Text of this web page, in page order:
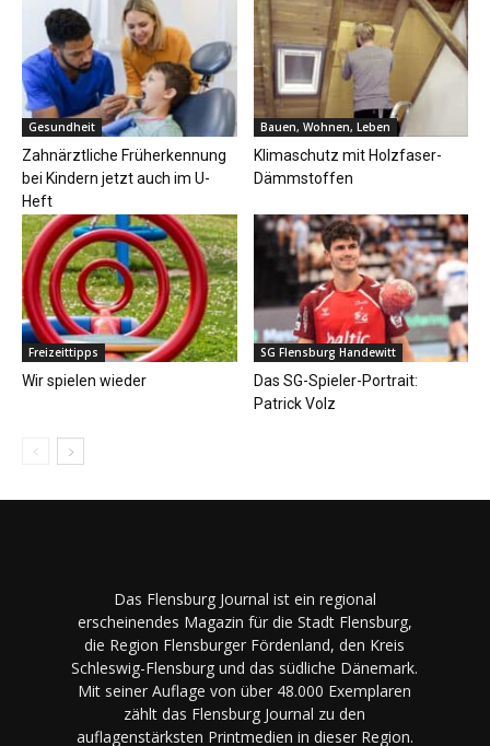
Gesundheit
Zahnärztliche Früherkennung
bei Kindern jetzt auch im U-
Heft
Bauen, Wohnen, Leben
Klimaschutz mit Holzfaser-
Dämmstoffen
Freizeittipps
Wir spielen wieder
SG Flensburg Handewitt
Das SG-Spieler-Portrait:
Patrick Volz
Das Flensburg Journal ist ein regional
erscheinendes Magazin für die Stadt Flensburg,
die Region Flensburger Fördenland, den Kreis
Schleswig-Flensburg und das südliche Dänemark.
Mit seiner Auflage von über 48.000 Exemplaren
zählt das Flensburg Journal zu den
auflagenstärksten Printmedien in dieser Region.